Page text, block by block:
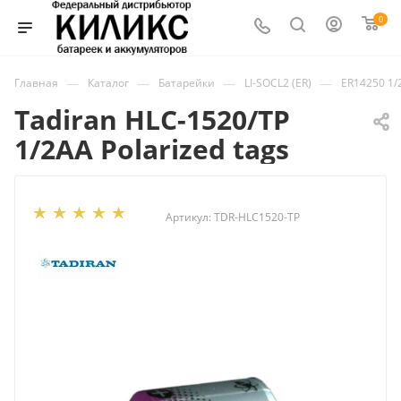
0
Главная — Каталог — Батарейки — LI-SOCL2 (ER) — ER14250 1/
Tadiran HLC-1520/TP
1/2AA Polarized tags
Артикул: TDR-HLC1520-TP